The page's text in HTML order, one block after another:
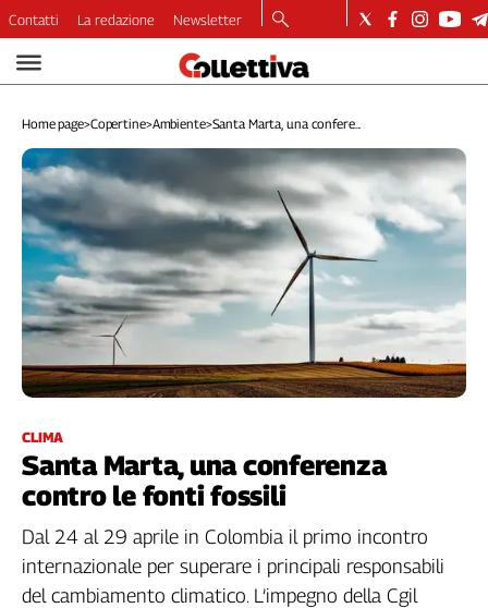
Video
Dirette
Longform
Copertine
Economia
Lavoro
Ambiente
Diritti
Welfare
Italia
Internazionale
Categorie
Filcams
Filctem
Fillea
Filt
Contatti La redazione Newsletter
Home page>Copertine>Ambiente>Santa Marta, una confere...
CLIMA
Santa Marta, una conferenza
contro le fonti fossili
Dal 24 al 29 aprile in Colombia il primo incontro
internazionale per superare i principali responsabili
del cambiamento climatico. L’impegno della Cgil